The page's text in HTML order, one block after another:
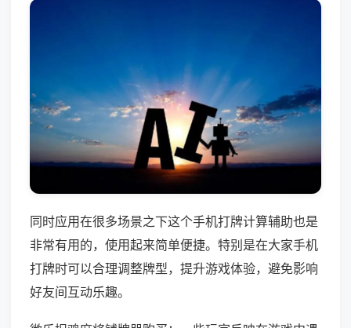
同时应用在很多场景之下这个手机打牌计算辅助也是
非常有用的，使用起来简单便捷。特别是在大家手机
打牌时可以合理调整牌型，提升游戏体验，避免影响
好友间互动乐趣。